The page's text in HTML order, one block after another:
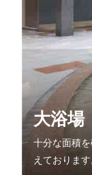
大浴場
十分な面積
えております